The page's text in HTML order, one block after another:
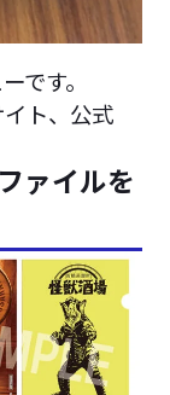
です。
ト、公式
ァイルを